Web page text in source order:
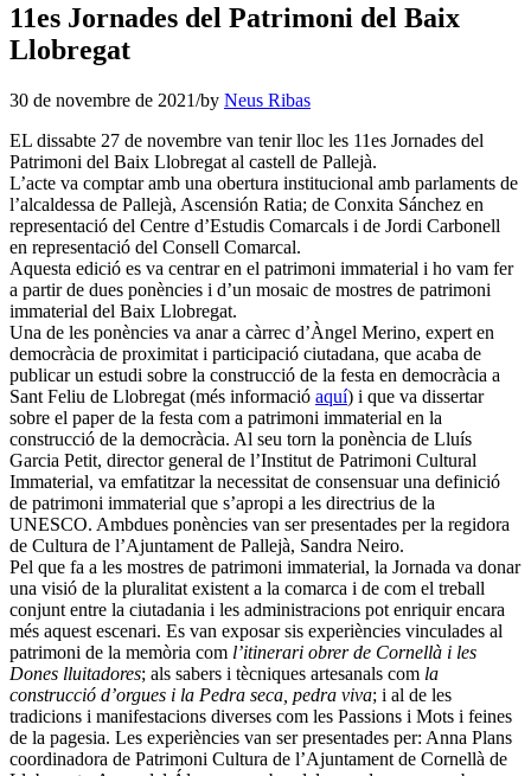
11es Jornades del Patrimoni del Baix
Llobregat
30 de novembre de 2021/by Neus Ribas
EL dissabte 27 de novembre van tenir lloc les 11es Jornades del
Patrimoni del Baix Llobregat al castell de Pallejà.
L’acte va comptar amb una obertura institucional amb parlaments de
l’alcaldessa de Pallejà, Ascensión Ratia; de Conxita Sánchez en
representació del Centre d’Estudis Comarcals i de Jordi Carbonell
en representació del Consell Comarcal.
Aquesta edició es va centrar en el patrimoni immaterial i ho vam fer
a partir de dues ponències i d’un mosaic de mostres de patrimoni
immaterial del Baix Llobregat.
Una de les ponències va anar a càrrec d’Àngel Merino, expert en
democràcia de proximitat i participació ciutadana, que acaba de
publicar un estudi sobre la construcció de la festa en democràcia a
Sant Feliu de Llobregat (més informació aquí) i que va dissertar
sobre el paper de la festa com a patrimoni immaterial en la
construcció de la democràcia. Al seu torn la ponència de Lluís
Garcia Petit, director general de l’Institut de Patrimoni Cultural
Immaterial, va emfatitzar la necessitat de consensuar una definició
de patrimoni immaterial que s’apropi a les directrius de la
UNESCO. Ambdues ponències van ser presentades per la regidora
de Cultura de l’Ajuntament de Pallejà, Sandra Neiro.
Pel que fa a les mostres de patrimoni immaterial, la Jornada va donar
una visió de la pluralitat existent a la comarca i de com el treball
conjunt entre la ciutadania i les administracions pot enriquir encara
més aquest escenari. Es van exposar sis experiències vinculades al
patrimoni de la memòria com l’itinerari obrer de Cornellà i les
Dones lluitadores; als sabers i tècniques artesanals com la
construcció d’orgues i la Pedra seca, pedra viva; i al de les
tradicions i manifestacions diverses com les Passions i Mots i feines
de la pagesia. Les experiències van ser presentades per: Anna Plans
coordinadora de Patrimoni Cultura de l’Ajuntament de Cornellà de